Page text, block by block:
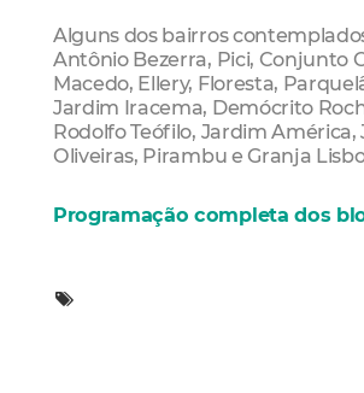
Alguns dos bairros
Antônio Bezerra, Pici, Conjunto
Macedo, Ellery, Floresta,
Jardim Iracema, Demócrito
Rodolfo Teófilo, Jardim América,
Oliveiras, Pirambu e Granja
Programação completa dos